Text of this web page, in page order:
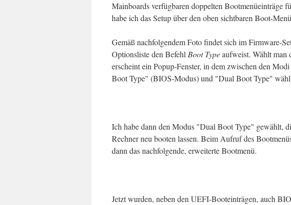
Mainboards verfügbaren doppelten
habe ich das Setup über den oben sichtbaren Boot-
Gemäß nachfolgendem Foto findet sich im Firmware-
Optionsliste den Befehl Boot Typeaufweist. Wählt man
erscheint ein Popup-Fenster, in dem zwischen den
Boot Type" (BIOS-Modus) und "Dual Boot Type"
Ich habe dann den Modus "Dual Boot Type" gewählt,
Rechner neu booten lassen. Beim Aufruf des
dann das nachfolgende, erweiterte Bootmenü.
Jetzt wurden, neben den UEFI-Booteinträgen, auch